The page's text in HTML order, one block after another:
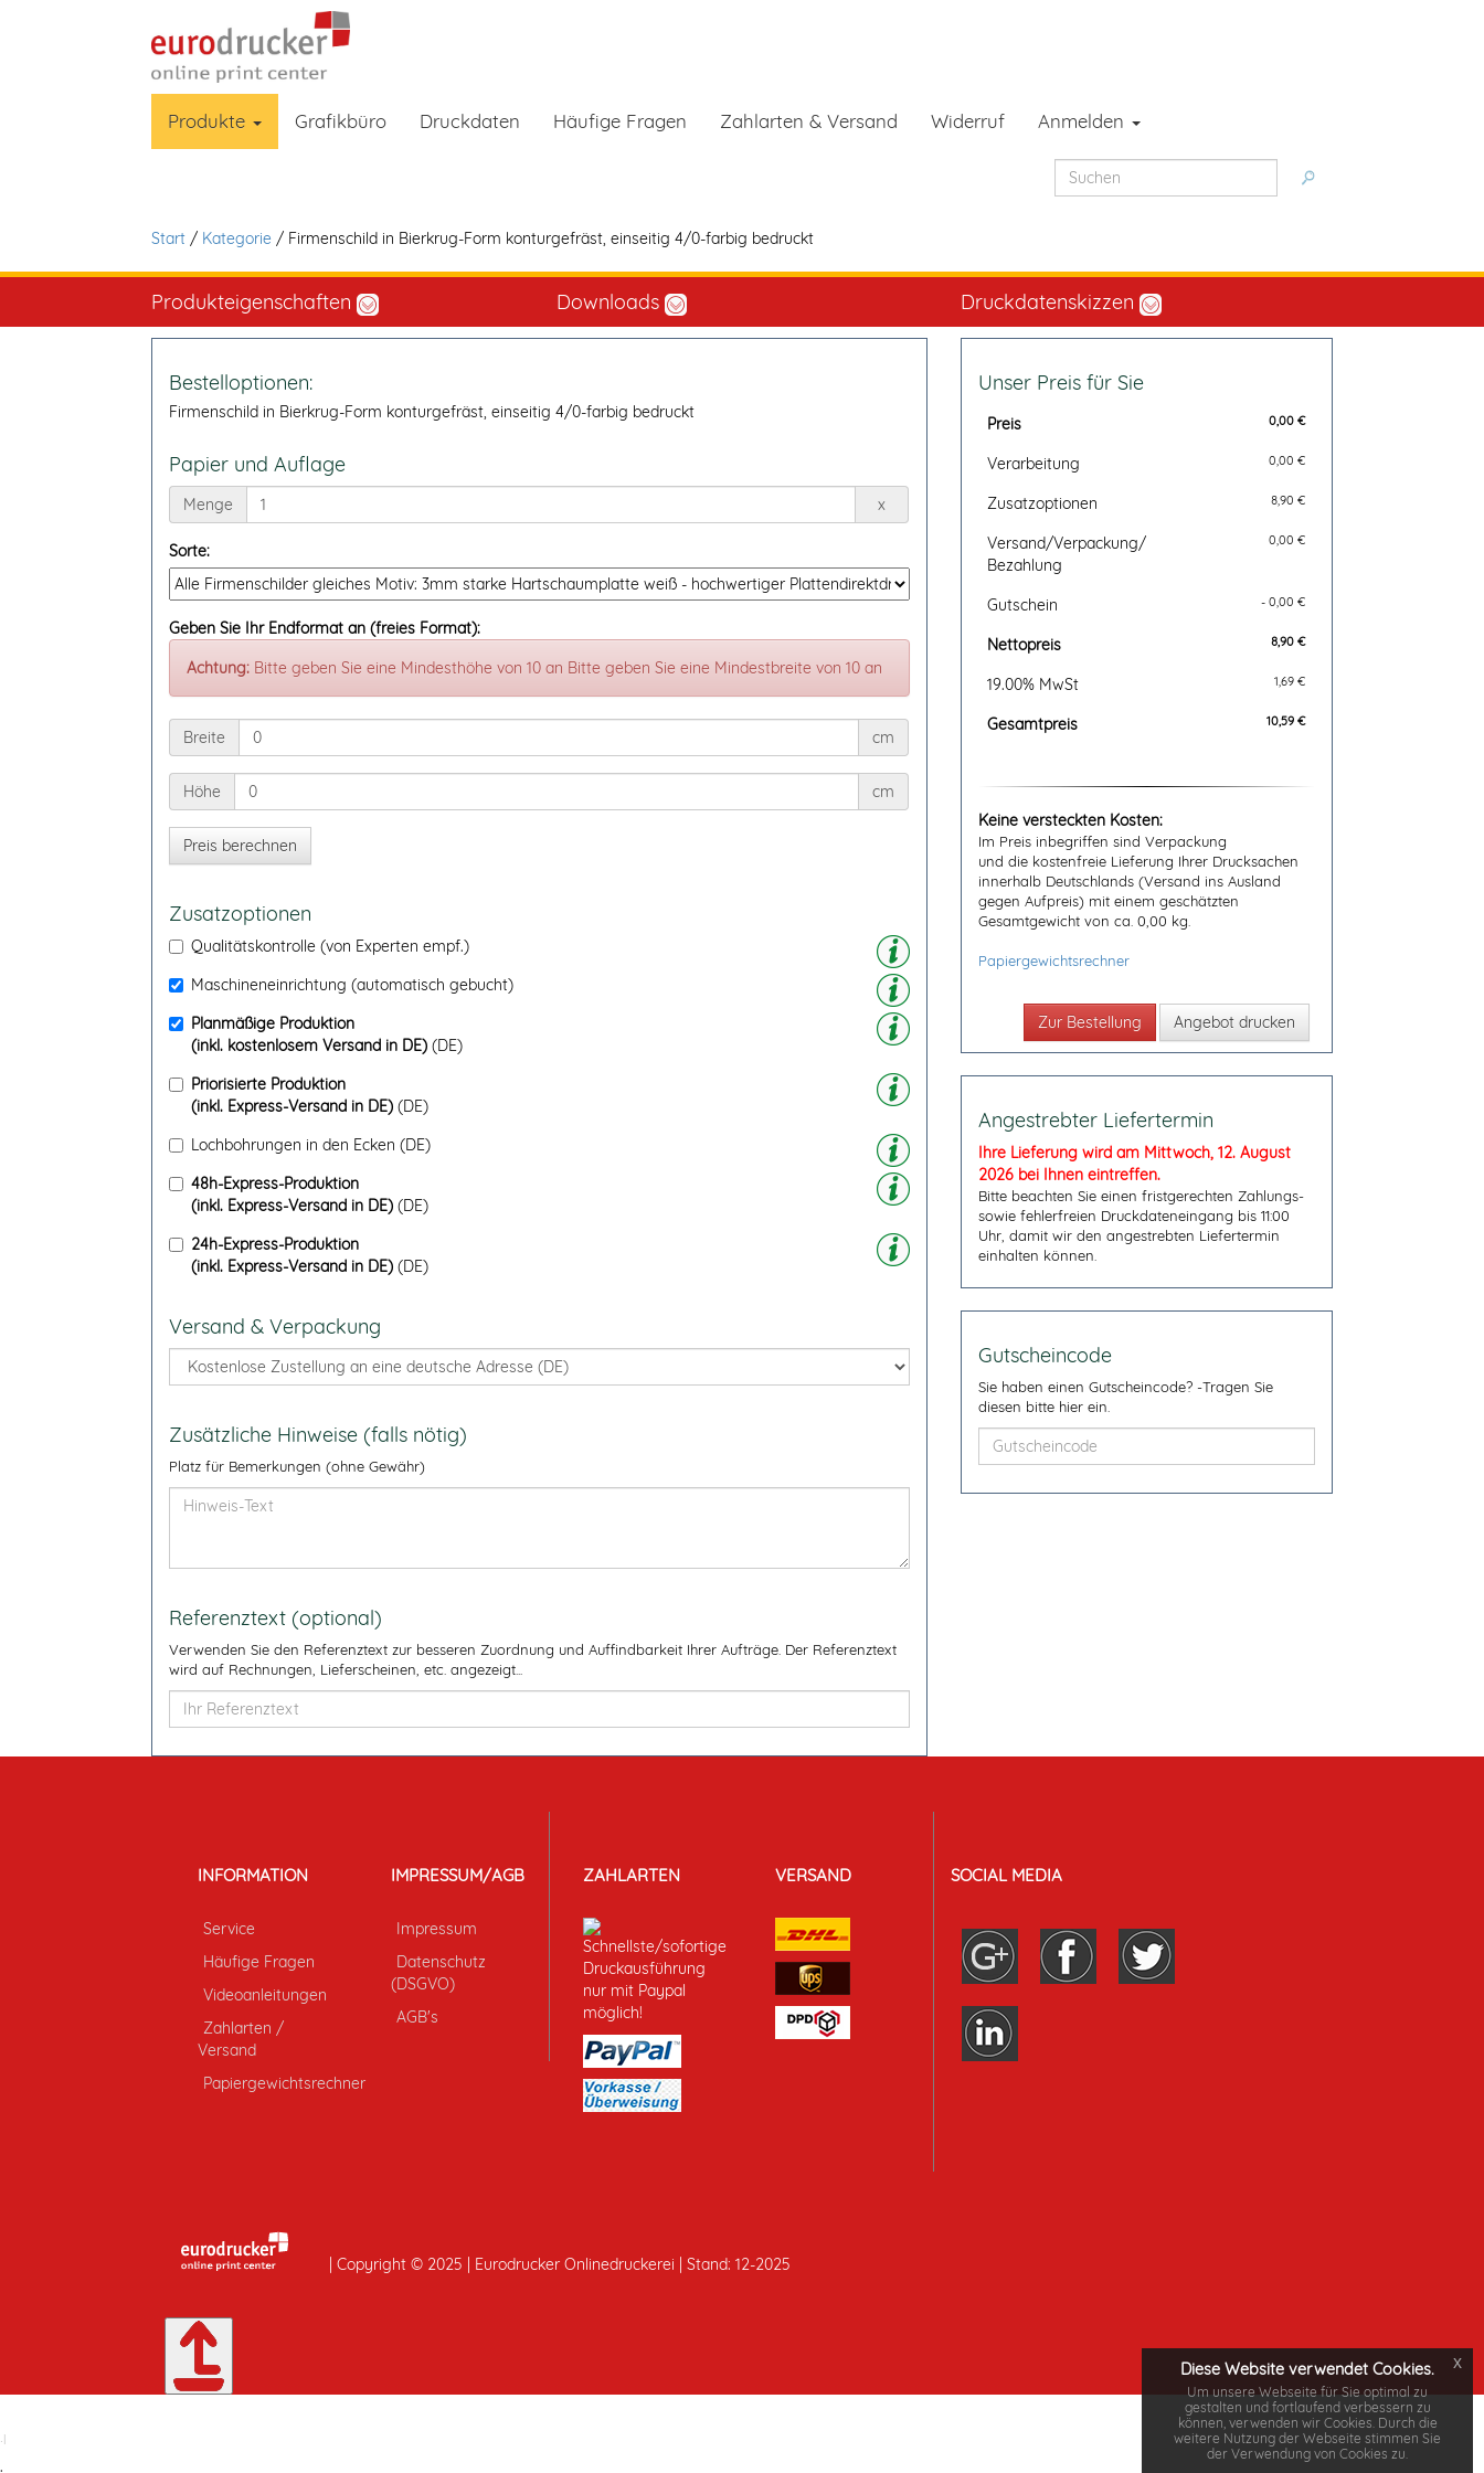
Produkte Grafikbüro Druckdaten Häufige Fragen Zahlarten & Versand Widerruf Anmelden
Start / Kategorie / Firmenschild in Bierkrug-Form konturgefräst, einseitig 4/0-farbig bedruckt
Produkteigenschaften Downloads Druckdatenskizzen
Bestelloptionen:
Firmenschild in Bierkrug-Form konturgefräst, einseitig 4/0-farbig bedruckt
Papier und Auflage
Menge
Menge x
Sorte:
Geben Sie Ihr Endformat an (freies Format):
Achtung: Bitte geben Sie eine Mindesthöhe von 10 an Bitte geben Sie eine Mindestbreite von 10 an
Breite
Breite cm
Höhe
Höhe cm
Zusatzoptionen
Qualitätskontrolle (von Experten empf.)
Maschineneinrichtung (automatisch gebucht)
Planmäßige Produktion
(inkl. kostenlosem Versand in DE) (DE)
Priorisierte Produktion
(inkl. Express-Versand in DE) (DE)
Lochbohrungen in den Ecken (DE)
48h-Express-Produktion
(inkl. Express-Versand in DE) (DE)
24h-Express-Produktion
(inkl. Express-Versand in DE) (DE)
Versand & Verpackung
Zusätzliche Hinweise (falls nötig)
Platz für Bemerkungen (ohne Gewähr)
Referenztext (optional)
Verwenden Sie den Referenztext zur besseren Zuordnung und Auffindbarkeit Ihrer Aufträge. Der Referenztext
wird auf Rechnungen, Lieferscheinen, etc. angezeigt...
Unser Preis für Sie
Preis 0,00 €
Verarbeitung 0,00 €
Zusatzoptionen 8,90 €
Versand/Verpackung/
Bezahlung
0,00 €
Gutschein - 0,00 €
Nettopreis 8,90 €
19.00% MwSt 1,69 €
Gesamtpreis 10,59 €
Keine versteckten Kosten:
Im Preis inbegriffen sind Verpackung
und die kostenfreie Lieferung Ihrer Drucksachen
innerhalb Deutschlands (Versand ins Ausland
gegen Aufpreis) mit einem geschätzten
Gesamtgewicht von ca. 0,00 kg.
Papiergewichtsrechner
Angebot drucken
Angestrebter Liefertermin
Ihre Lieferung wird am Mittwoch, 12. August
2026 bei Ihnen eintreffen.
Bitte beachten Sie einen fristgerechten Zahlungs-
sowie fehlerfreien Druckdateneingang bis 11:00
Uhr, damit wir den angestrebten Liefertermin
einhalten können.
Gutscheincode
Sie haben einen Gutscheincode? -Tragen Sie
diesen bitte hier ein.
INFORMATION
Service
Häufige Fragen
Videoanleitungen
Zahlarten /
Versand
Papiergewichtsrechner
IMPRESSUM/AGB
Impressum
Datenschutz
(DSGVO)
AGB's
ZAHLARTEN VERSAND SOCIAL MEDIA
| Copyright © 2025 | Eurodrucker Onlinedruckerei | Stand: 12-2025
|
.
Diese Website verwendet Cookies.
Um unsere Webseite für Sie optimal zu
gestalten und fortlaufend verbessern zu
können, verwenden wir Cookies. Durch die
weitere Nutzung der Webseite stimmen Sie
der Verwendung von Cookies zu.
x